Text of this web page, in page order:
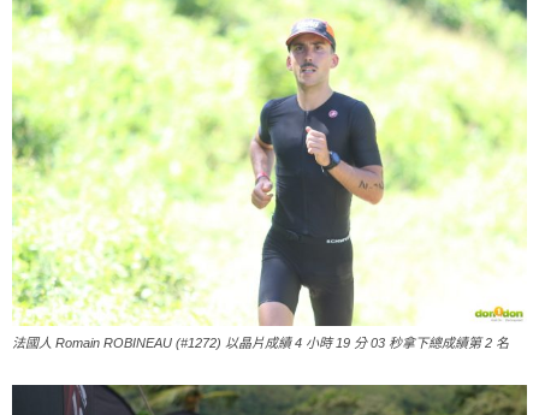
法國人 Romain ROBINEAU (#1272) 以晶片成績 4 小時 19 分 03 秒拿下總成績第 2 名